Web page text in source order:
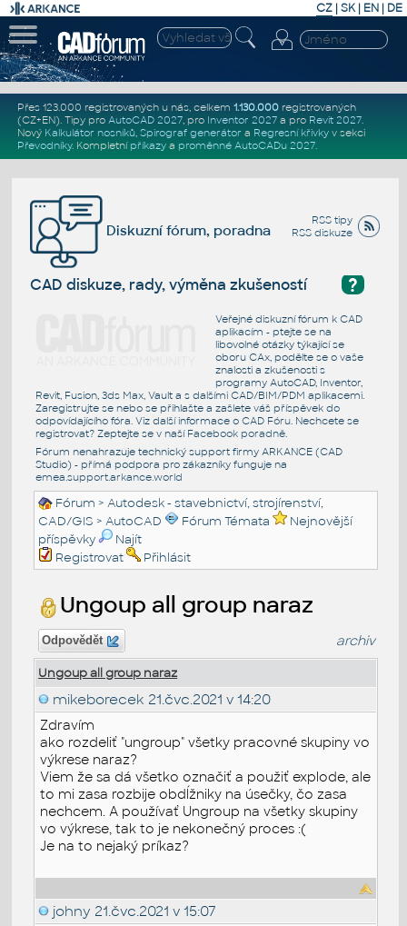
CZ | SK| EN | DE
Přes 123.000 registrovaných u nás, celkem 1.130.000registrovaných
(CZ+EN). Tipy pro AutoCAD 2027, pro Inventor 2027a pro Revit 2027.
Nový Kalkulátor nosníků, Spirograf generátor a Regresní křivkyv sekci
Převodníky. Kompletní příkazya proměnné AutoCADu 2027.
RSS tipy
RSS diskuze
Diskuzní fórum, poradna
?
CAD diskuze, rady, výměna zkušeností
Veřejné diskuzní fórum k CAD
aplikacím - ptejte se na
libovolné otázky týkající se
oboru CAx, podělte se o vaše
znalosti a zkušenosti s
programy AutoCAD, Inventor,
Revit, Fusion, 3ds Max, Vault a s dalšími CAD/BIM/PDM aplikacemi.
Zaregistrujte se nebo se přihlašte a zašlete váš příspěvek do
odpovídajícího fóra. Viz další informace o CAD Fóru. Nechcete se
registrovat? Zeptejte se v naší Facebook poradně.
Fórum nenahrazuje technický support firmy ARKANCE (CAD
Studio) - přímá podpora pro zákazníky funguje na
emea.support.arkance.world
Fórum >Autodesk - stavebnictví, strojírenství,
CAD/GIS >AutoCAD Fórum Témata
Nejnovější
příspěvky
Najít
Registrovat
Přihlásit
Ungoup all group naraz
Odpovědět archiv
Ungoup all group naraz
mikeborecek 21.čvc.2021 v 14:20
Zdravím
ako rozdeliť "ungroup" všetky pracovné skupiny vo
výkrese naraz?
Viem že sa dá všetko označiť a použiť explode, ale
to mi zasa rozbije obdĺžniky na úsečky, čo zasa
nechcem. A používať Ungroup na všetky skupiny
vo výkrese, tak to je nekonečný proces :(
Je na to nejaký príkaz?
johny 21.čvc.2021 v 15:07